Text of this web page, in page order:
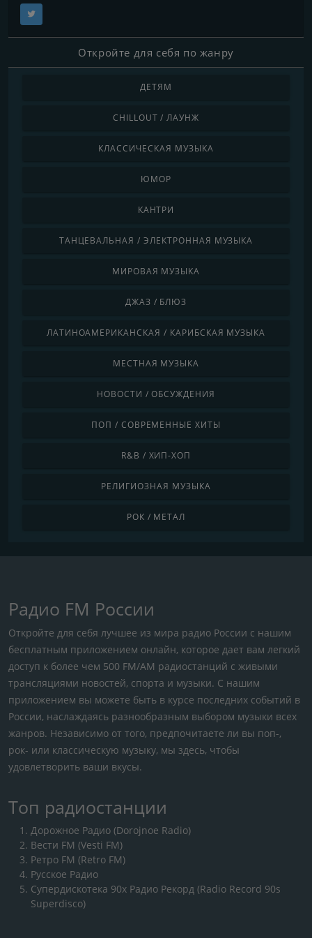
Откройте для себя по жанру
ДЕТЯМ
CHILLOUT / ЛАУНЖ
КЛАССИЧЕСКАЯ МУЗЫКА
ЮМОР
КАНТРИ
ТАНЦЕВАЛЬНАЯ / ЭЛЕКТРОННАЯ МУЗЫКА
МИРОВАЯ МУЗЫКА
ДЖАЗ / БЛЮЗ
ЛАТИНОАМЕРИКАНСКАЯ / КАРИБСКАЯ МУЗЫКА
МЕСТНАЯ МУЗЫКА
НОВОСТИ / ОБСУЖДЕНИЯ
ПОП / СОВРЕМЕННЫЕ ХИТЫ
R&B / ХИП-ХОП
РЕЛИГИОЗНАЯ МУЗЫКА
РОК / МЕТАЛ
Радио FM России
Откройте для себя лучшее из мира радио России с нашим
бесплатным приложением онлайн, которое дает вам легкий
доступ к более чем 500 FM/AM радиостанций с живыми
трансляциями новостей, спорта и музыки. С нашим
приложением вы можете быть в курсе последних событий в
России, наслаждаясь разнообразным выбором музыки всех
жанров. Независимо от того, предпочитаете ли вы поп-,
рок- или классическую музыку, мы здесь, чтобы
удовлетворить ваши вкусы.
Топ радиостанции
Дорожное Радио (Dorojnoe Radio)
Вести FM (Vesti FM)
Ретро FM (Retro FM)
Русское Радио
Супердискотека 90х Радио Рекорд (Radio Record 90s
Superdisco)